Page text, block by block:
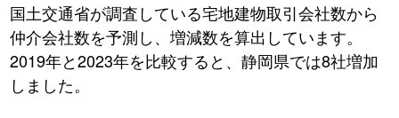
国土交通省が調査している宅地建物取引会社数から
仲介会社数を予測し、増減数を算出しています。
2019年と2023年を比較すると、静岡県では8社増加
しました。